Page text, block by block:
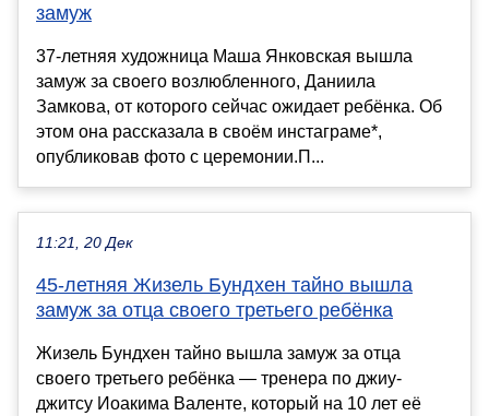
замуж
37-летняя художница Маша Янковская вышла
замуж за своего возлюбленного, Даниила
Замкова, от которого сейчас ожидает ребёнка. Об
этом она рассказала в своём инстаграме*,
опубликовав фото с церемонии.П...
11:21, 20 Дек
45-летняя Жизель Бундхен тайно вышла
замуж за отца своего третьего ребёнка
Жизель Бундхен тайно вышла замуж за отца
своего третьего ребёнка — тренера по джиу-
джитсу Иоакима Валенте, который на 10 лет её